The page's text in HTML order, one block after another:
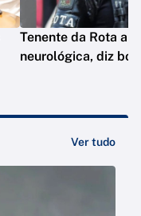
Tenente da Rota
neurológica, diz
Ver tudo